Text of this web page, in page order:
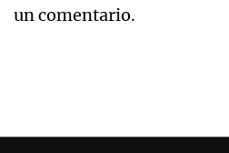
un comentario.